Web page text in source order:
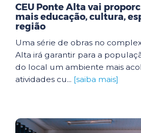
CEU Ponte Alta vai
mais educação, cultura,
região
Uma série de obras no
Alta irá garantir para a
do local um ambiente mais
atividades cu... [saiba mais]